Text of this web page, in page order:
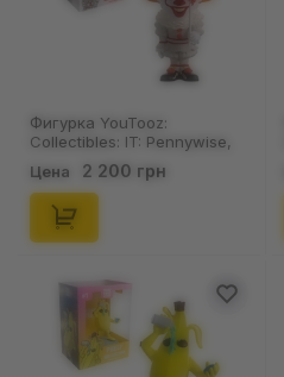
Фигурка YouTooz:
Collectibles: IT: Pennywise,
(653551)
Цена 2 200 грн